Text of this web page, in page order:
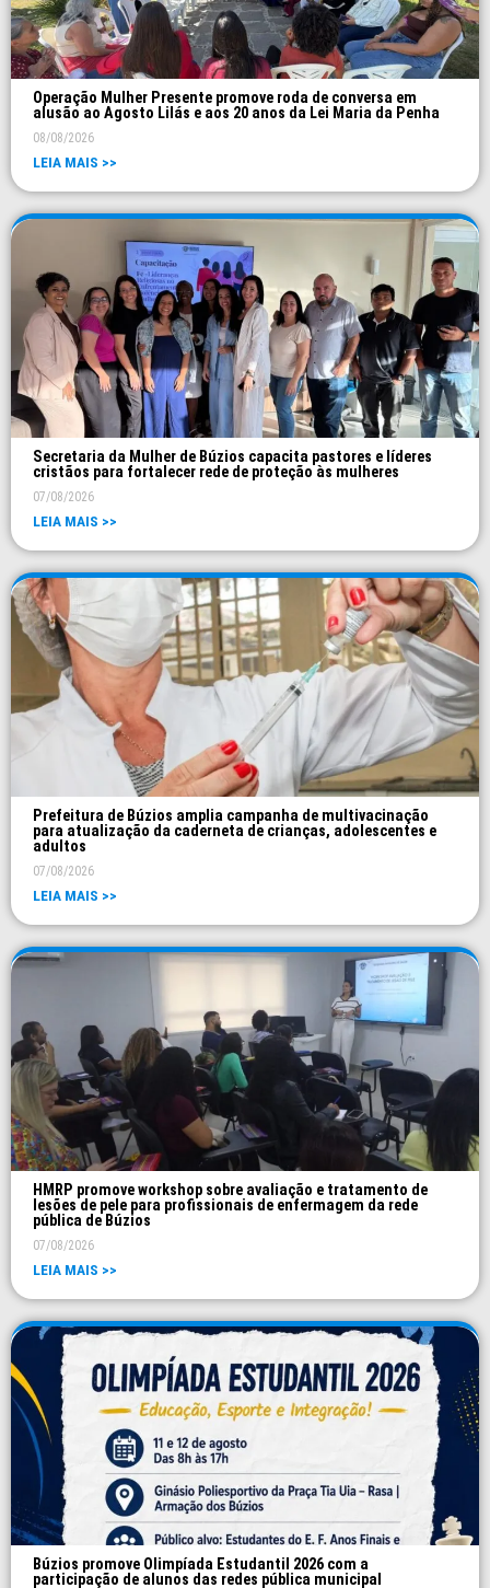
Operação Mulher Presente promove roda de conversa em
alusão ao Agosto Lilás e aos 20 anos da Lei Maria da Penha
08/08/2026
LEIA MAIS >>
Secretaria da Mulher de Búzios capacita pastores e líderes
cristãos para fortalecer rede de proteção às mulheres
07/08/2026
LEIA MAIS >>
Prefeitura de Búzios amplia campanha de multivacinação
para atualização da caderneta de crianças, adolescentes e
adultos
07/08/2026
LEIA MAIS >>
HMRP promove workshop sobre avaliação e tratamento de
lesões de pele para profissionais de enfermagem da rede
pública de Búzios
07/08/2026
LEIA MAIS >>
Búzios promove Olimpíada Estudantil 2026 com a
participação de alunos das redes pública municipal